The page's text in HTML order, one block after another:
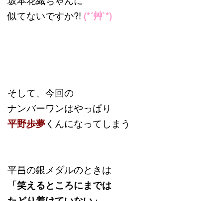
似てないですか?! (*´艸`*)
そして、今回の
ナンバーワンはやっぱり
平野歩夢くんになってしまう
平昌の銀メダルのときは
「笑えるところにまでは